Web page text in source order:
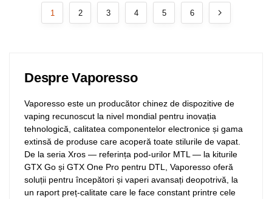
1 2 3 4 5 6
Despre Vaporesso
Vaporesso este un producător chinez de dispozitive de
vaping recunoscut la nivel mondial pentru inovația
tehnologică, calitatea componentelor electronice și gama
extinsă de produse care acoperă toate stilurile de vapat.
De la seria Xros — referința pod-urilor MTL — la kiturile
GTX Go și GTX One Pro pentru DTL, Vaporesso oferă
soluții pentru începători și vaperi avansați deopotrivă, la
un raport preț-calitate care le face constant printre cele